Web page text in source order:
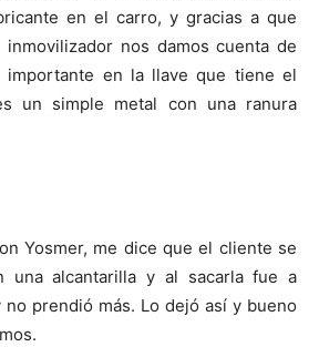
en el carro, y gracias a que
nos damos cuenta de
importante en la llave que tiene el
un simple metal con una ranura
Yosmer, me dice que el cliente se
una alcantarilla y al sacarla fue a
prendió más. Lo dejó así y bueno